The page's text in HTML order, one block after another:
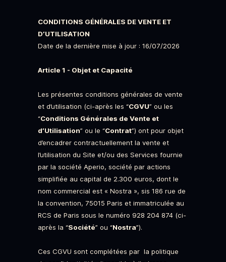
CONDITIONS GÉNÉRALES DE VENTE ET
D’UTILISATION
Date de la dernière mise à jour : 16/07/2026
Article 1 - Objet et Capacité
Les présentes conditions générales de vente
et d’utilisation (ci-après les “CGVU” ou les
“Conditions Générales de Vente et
d’Utilisation” ou le “Contrat”) ont pour objet
d’encadrer contractuellement la vente et
l’utilisation du Site et/ou des Services fournie
par la société Aperio, société par actions
simplifiée au capital de 2.300 euros, dont le
nom commercial est « Nostra », sis 186 rue de
la convention, 75015 Paris et immatriculée au
RCS de Paris sous le numéro 928 204 874 (ci-
après la “Société” ou “Nostra”).
Ces CGVU sont complétées par la politique